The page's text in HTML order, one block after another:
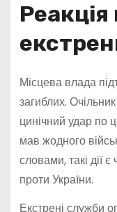
Місцева влада
загиблих.
цинічний удар по
мав жодного
словами, такі дії
проти України.
Екстрені служби